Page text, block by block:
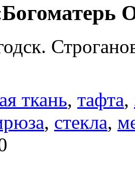
ткань, тафта,
, стекла,